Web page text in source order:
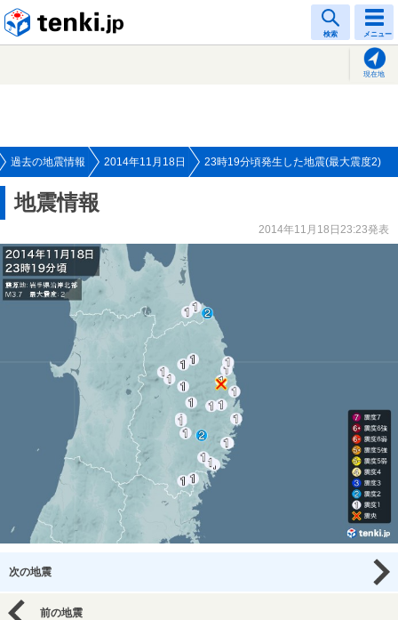
検索 メニュー
現在地
過去の地震情報 2014年11月18日 23時19分頃発生した地震(最大震度2)
地震情報
2014年11月18日23:23発表
次の地震
前の地震